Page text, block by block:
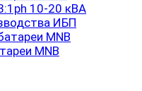
10-20 кВА
ИБП
MNB